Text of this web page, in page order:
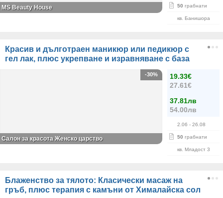
50 грабнати
кв. Банишора
МS Beauty House
Красив и дълготраен маникюр или педикюр с
гел лак, плюс укрепване и изравняване с база
19.33€
27.61€
37.81лв
54.00лв
2.06 - 26.08
50 грабнати
кв. Младост 3
-30%
Салон за красота Женско царство
Блаженство за тялото: Класически масаж на
гръб, плюс терапия с камъни от Хималайска сол